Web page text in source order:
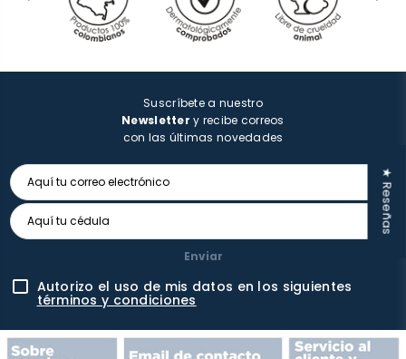
Suscríbete a nuestro
Newsletter y recibe correos
con las últimas novedades
Enviar
Autorizo el uso de mis datos en los siguientes
términos y condiciones
★ Reseñas